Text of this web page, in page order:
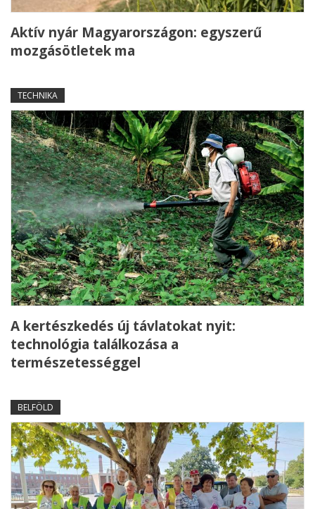
Aktív nyár Magyarországon: egyszerű
mozgásötletek ma
TECHNIKA
A kertészkedés új távlatokat nyit:
technológia találkozása a
természetességgel
BELFÖLD